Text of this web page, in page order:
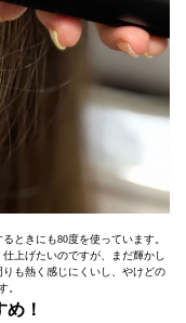
ときにも80度を使っています。
上げたいのですが、まだ輝かし
も熱く感じにくいし、やけどの
。
！